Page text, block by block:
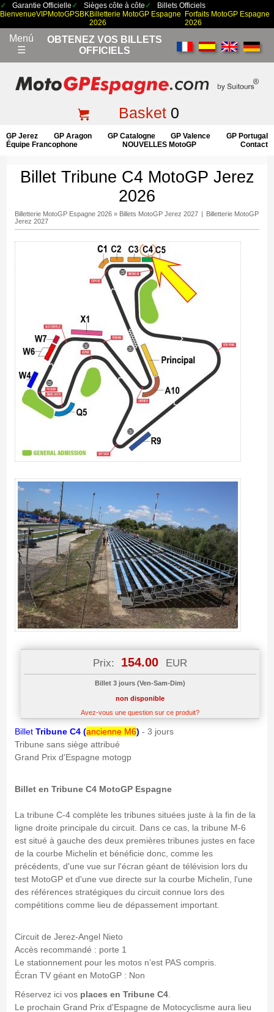
Garantie Officielle Sièges côte à côte
Billets Officiels
BienvenueVIPMotoGPSBKBilletterie MotoGP Espagne
2026
Forfaits MotoGP Espagne
2026
Menú
☰
OBTENEZ VOS BILLETS
OFFICIELS
Basket0
GP Jerez GP Aragon GP Catalogne GP Valence
GP Portugal
Équipe Francophone
NOUVELLES MotoGP Contact
Billet Tribune C4 MotoGP Jerez
2026
Billetterie MotoGP Espagne 2026» Billets MotoGP Jerez 2027 | Billetterie MotoGP
Jerez 2027
Prix: 154.00 EUR
Billet 3 jours (Ven-Sam-Dim)
non disponible
Avez-vous une question sur ce produit?
BilletTribune C4 (ancienne M6) - 3 jours
Tribune sans siège attribué
Grand Prix d'Espagne motogp
Billet en Tribune C4 MotoGP Espagne
La tribune C-4 complète les tribunes situées juste à la fin de la
ligne droite principale du circuit. Dans ce cas, la tribune M-6
est situé à gauche des deux premières tribunes justes en face
de la courbe Michelin et bénéficie donc, comme les
précédents, d'une vue sur l'écran géant de télévision lors du
test MotoGP et d'une vue directe sur la courbe Michelin, l'une
des références stratégiques du circuit connue lors des
compétitions comme lieu de dépassement important.
Circuit de Jerez-Angel Nieto
Accès recommandé : porte 1
Le stationnement pour les motos n’est PAS compris.
Écran TV géant en MotoGP : Non
Réservez ici vosplaces en Tribune C4.
Le prochain Grand Prix d'Espagne de Motocyclisme aura lieu